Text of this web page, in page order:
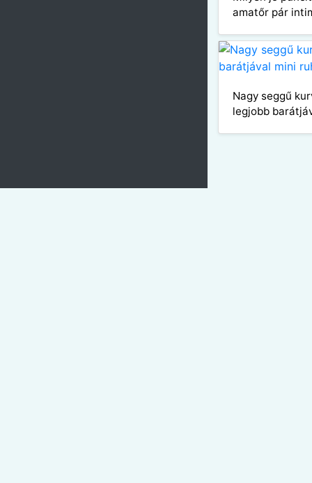
amatőr pár
Nagy seggű
legjobb